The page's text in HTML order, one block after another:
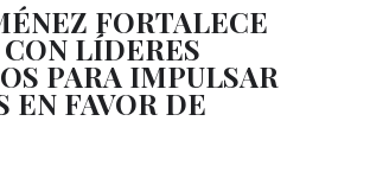
FORTALECE
LÍDERES
PARA IMPULSAR
EN FAVOR DE